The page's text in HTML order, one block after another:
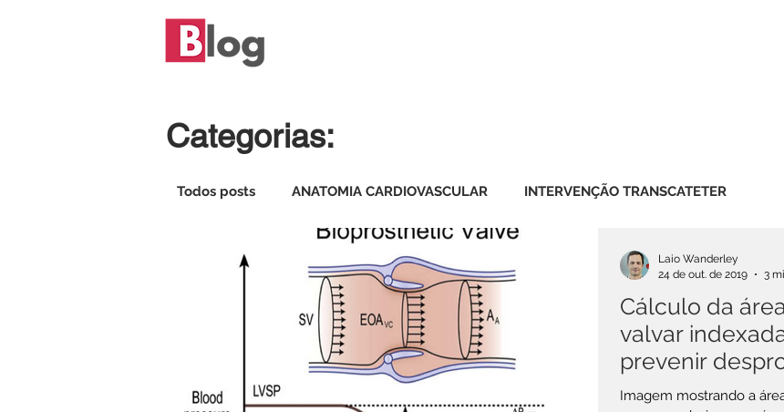
Categorias:
Todos posts ANATOMIA CARDIOVASCULAR INTERVENÇÃO TRANSCATETER
CARDIOPATIA CONGÊNITA DOENÇA CORONARIANA VALVA AÓRTICA
VALVA TRICÚSPIDE DOENÇAS DA AORTA
Cálculo da
valvar
prevenir
Imagem mostrando a
Laio Wanderley
24 de out. de 2019
3